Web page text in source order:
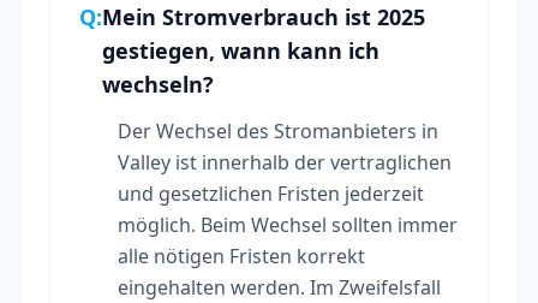
Q:Mein Stromverbrauch ist 2025
gestiegen, wann kann ich
wechseln?
Der Wechsel des Stromanbieters in
Valley ist innerhalb der vertraglichen
und gesetzlichen Fristen jederzeit
möglich. Beim Wechsel sollten immer
alle nötigen Fristen korrekt
eingehalten werden. Im Zweifelsfall